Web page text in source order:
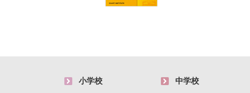
小学校 中学校